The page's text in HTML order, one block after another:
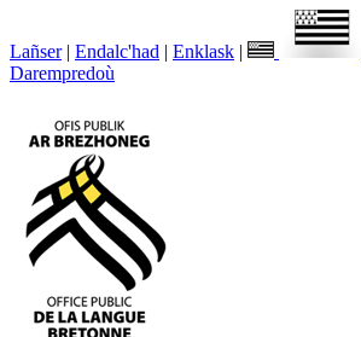
Lañser | Endalc'had | Enklask |
Darempredoù